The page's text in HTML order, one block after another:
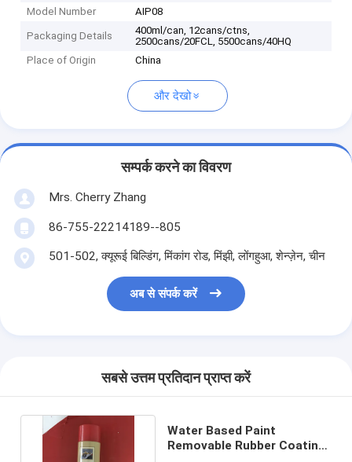
Model Number AIP08
Packaging Details
400ml/can, 12cans/ctns,
2500cans/20FCL, 5500cans/40HQ
Place of Origin
China
और देखो
सम्पर्क करने का विवरण
Mrs. Cherry Zhang
86-755-22214189--805
501-502, क्यूरूई बिल्डिंग, मिंकांग रोड, मिंझी, लोंगहुआ, शेन्ज़ेन, चीन
अब से संपर्क करें
सबसे उत्तम प्रतिदान प्राप्त करें
Water Based Paint
Removable Rubber Coating